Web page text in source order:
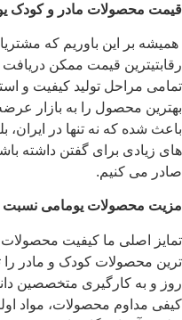
قیمت محصولات مادر و کودک
همیشه بر این باوریم که
رقابتی­ترین قیمت ممکن دریافت
تمامی مراحل تولید کیفیت و
بهترین محصول را به بازار
باعث شده که نه تنها در
های زیادی برای گفتن داشته
صادر می کنیم.
مزیت محصولات یومامی نسبت
تمایز اصلی ما کیفیت
ترین محصولات کودک و مادر را
روز و به کارگیری متخصصین
کیفی مداوم محصولات، مواد